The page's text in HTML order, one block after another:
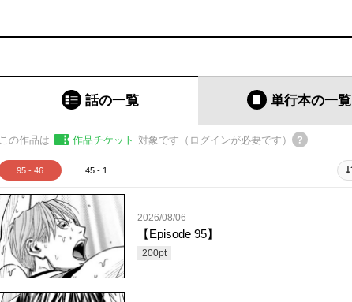
話の一覧 単行本の一覧
この作品は 作品チケット 対象です（ログインが必要です）
95 - 46 45 - 1
2026/08/06
【Episode 95】
200pt